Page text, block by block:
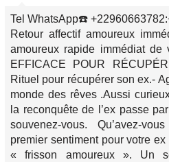
Tel WhatsApp☎️
Retour affectif amoureux
amoureux rapide immédiat de
EFFICACE POUR
Rituel pour récupérer son ex.-
monde des rêves .Aussi
la reconquête de l’ex passe
souvenez-vous. Qu’avez-
premier sentiment pour votre
« frisson amoureux ». Un